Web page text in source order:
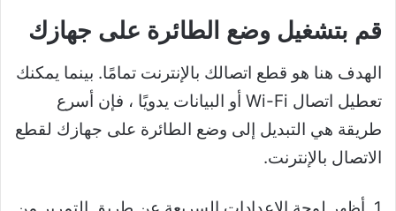
قم بتشغيل وضع الطائرة على جهازك
الهدف هنا هو قطع اتصالك بالإنترنت تمامًا. بينما يمكنك
تعطيل اتصال Wi-Fi أو البيانات يدويًا ، فإن أسرع
طريقة هي التبديل إلى وضع الطائرة على جهازك لقطع
الاتصال بالإنترنت.